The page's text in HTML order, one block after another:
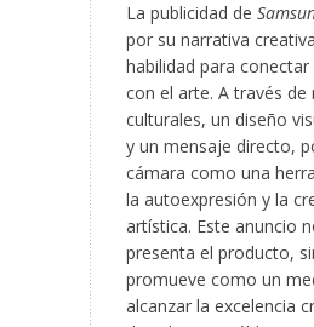
La publicidad de
por su narrativa
habilidad para
con el arte. A través de
culturales, un diseño
y un mensaje directo,
cámara como una
la autoexpresión y la
artística. Este anuncio
presenta el producto,
promueve como un
alcanzar la excelencia